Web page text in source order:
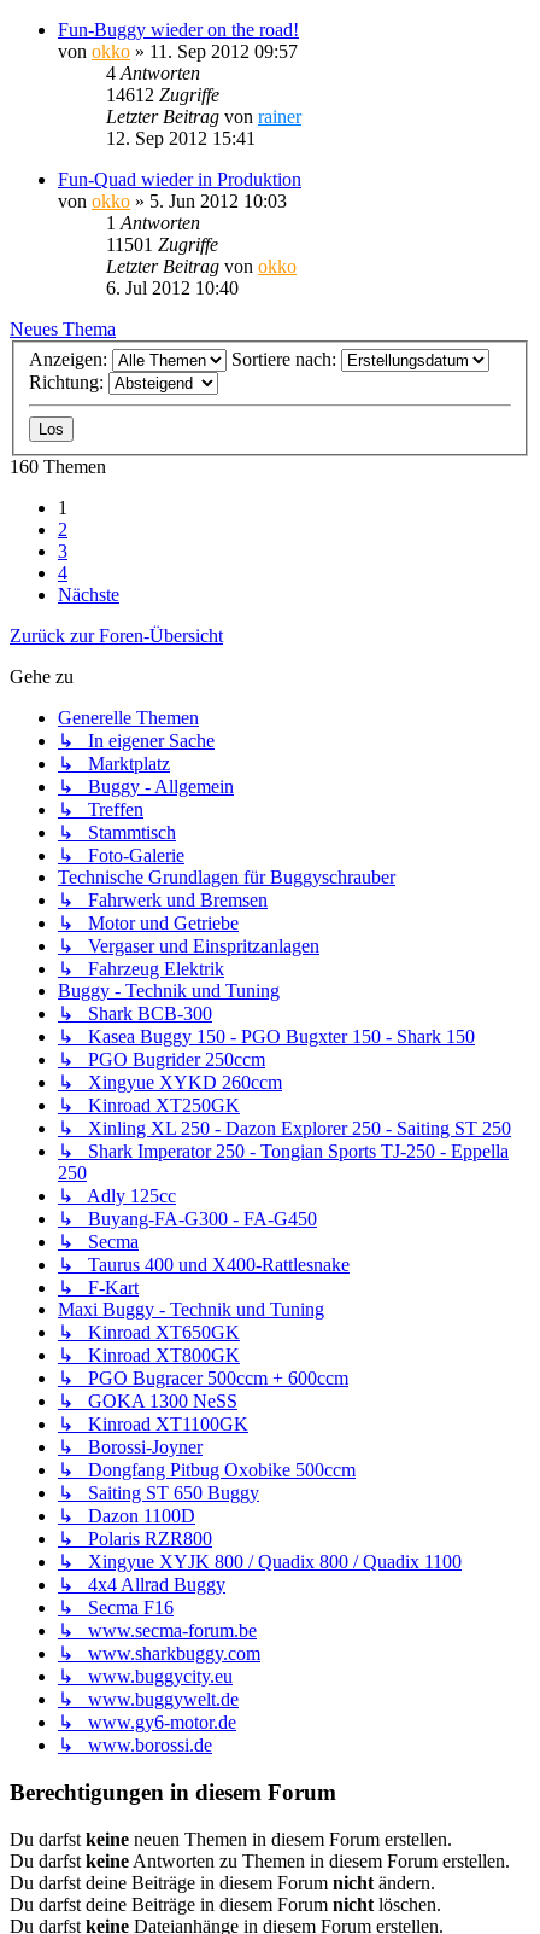
Fun-Buggy wieder on the road!
von okko » 11. Sep 2012 09:57
4 Antworten
14612 Zugriffe
Letzter Beitrag von rainer
12. Sep 2012 15:41
Fun-Quad wieder in Produktion
von okko » 5. Jun 2012 10:03
1 Antworten
11501 Zugriffe
Letzter Beitrag von okko
6. Jul 2012 10:40
Neues Thema
Anzeigen:
Sortiere nach:
Richtung:
160 Themen
1
2
3
4
Nächste
Zurück zur Foren-Übersicht
Gehe zu
Generelle Themen
↳ In eigener Sache
↳ Marktplatz
↳ Buggy - Allgemein
↳ Treffen
↳ Stammtisch
↳ Foto-Galerie
Technische Grundlagen für Buggyschrauber
↳ Fahrwerk und Bremsen
↳ Motor und Getriebe
↳ Vergaser und Einspritzanlagen
↳ Fahrzeug Elektrik
Buggy - Technik und Tuning
↳ Shark BCB-300
↳ Kasea Buggy 150 - PGO Bugxter 150 - Shark 150
↳ PGO Bugrider 250ccm
↳ Xingyue XYKD 260ccm
↳ Kinroad XT250GK
↳ Xinling XL 250 - Dazon Explorer 250 - Saiting ST 250
↳ Shark Imperator 250 - Tongian Sports TJ-250 - Eppella
250
↳ Adly 125cc
↳ Buyang-FA-G300 - FA-G450
↳ Secma
↳ Taurus 400 und X400-Rattlesnake
↳ F-Kart
Maxi Buggy - Technik und Tuning
↳ Kinroad XT650GK
↳ Kinroad XT800GK
↳ PGO Bugracer 500ccm + 600ccm
↳ GOKA 1300 NeSS
↳ Kinroad XT1100GK
↳ Borossi-Joyner
↳ Dongfang Pitbug Oxobike 500ccm
↳ Saiting ST 650 Buggy
↳ Dazon 1100D
↳ Polaris RZR800
↳ Xingyue XYJK 800 / Quadix 800 / Quadix 1100
↳ 4x4 Allrad Buggy
↳ Secma F16
↳ www.secma-forum.be
↳ www.sharkbuggy.com
↳ www.buggycity.eu
↳ www.buggywelt.de
↳ www.gy6-motor.de
↳ www.borossi.de
Berechtigungen in diesem Forum
Du darfst keine neuen Themen in diesem Forum erstellen.
Du darfst keine Antworten zu Themen in diesem Forum erstellen.
Du darfst deine Beiträge in diesem Forum nicht ändern.
Du darfst deine Beiträge in diesem Forum nicht löschen.
Du darfst keine Dateianhänge in diesem Forum erstellen.